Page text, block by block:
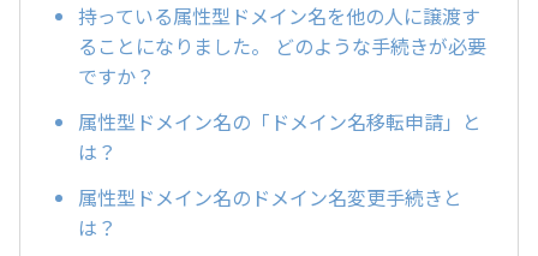
持っている属性型ドメイン名を他の人に譲渡す
ることになりました。 どのような手続きが必要
ですか？
属性型ドメイン名の「ドメイン名移転申請」と
は？
属性型ドメイン名のドメイン名変更手続きと
は？